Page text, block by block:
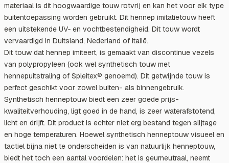
materiaal is dit hoogwaardige touw rotvrij en kan het voor elk type
buitentoepassing worden gebruikt. Dit hennep imitatietouw heeft
een uitstekende UV‑ en vochtbestendigheid. Dit touw wordt
vervaardigd in Duitsland, Nederland of Italië.
Dit touw dat hennep imiteert, is gemaakt van discontinue vezels
van polypropyleen (ook wel synthetisch touw met
hennepuitstraling of Spleitex® genoemd). Dit getwijnde touw is
perfect geschikt voor zowel buiten- als binnengebruik.
Synthetisch henneptouw biedt een zeer goede prijs-
kwaliteitverhouding, ligt goed in de hand, is zeer waterafstotend,
licht en drijft. Dit product is echter niet erg bestand tegen slijtage
en hoge temperaturen. Hoewel synthetisch henneptouw visueel en
tactiel bijna niet te onderscheiden is van natuurlijk henneptouw,
biedt het toch een aantal voordelen: het is geurneutraal, neemt